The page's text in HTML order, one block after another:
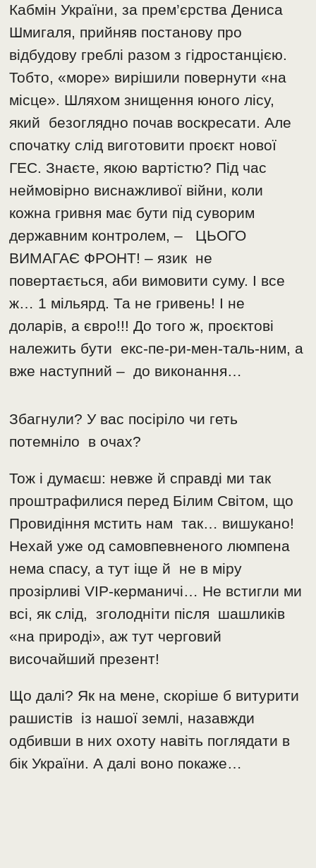
Кабмін України, за прем’єрства Дениса
Шмигаля, прийняв постанову про
відбудову греблі разом з гідростанцією.
Тобто, «море» вирішили повернути «на
місце». Шляхом знищення юного лісу,
який безоглядно почав воскресати. Але
спочатку слід виготовити проєкт нової
ГЕС. Знаєте, якою вартістю? Під час
неймовірно виснажливої війни, коли
кожна гривня має бути під суворим
державним контролем, – ЦЬОГО
ВИМАГАЄ ФРОНТ! – язик не
повертається, аби вимовити суму. І все
ж… 1 мільярд. Та не гривень! І не
доларів, а євро!!! До того ж, проєктові
належить бути екс-пе-ри-мен-таль-ним, а
вже наступний – до виконання…
Збагнули? У вас посіріло чи геть
потемніло в очах?
Тож і думаєш: невже й справді ми так
проштрафилися перед Білим Світом, що
Провидіння мстить нам так… вишукано!
Нехай уже од самовпевненого люмпена
нема спасу, а тут іще й не в міру
прозірливі VIP-керманичі… Не встигли ми
всі, як слід, зголодніти після шашликів
«на природі», аж тут черговий
височайший презент!
Що далі? Як на мене, скоріше б витурити
рашистів із нашої землі, назавжди
одбивши в них охоту навіть поглядати в
бік України. А далі воно покаже…